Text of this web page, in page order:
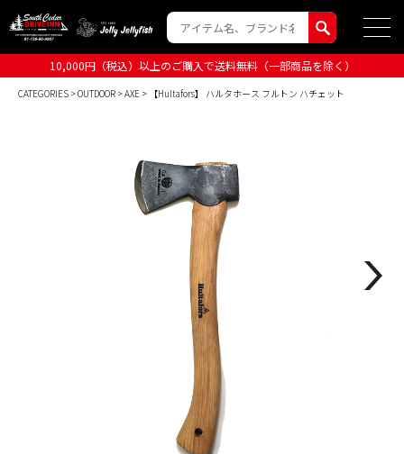
10,000円（税込）以上のご購入で送料無料（一部商品を除く）
CATEGORIES >OUTDOOR >AXE > 【Hultafors】 ハルタホース フルトン ハチェット